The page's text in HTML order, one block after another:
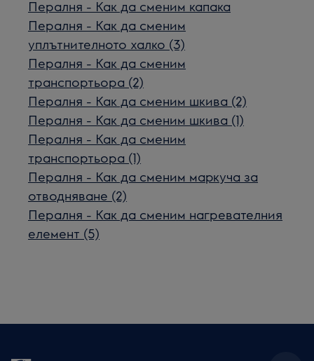
Пералня - Как да сменим капака
Пералня - Как да сменим
уплътнителното халко (3)
Пералня - Как да сменим
транспортьора (2)
Пералня - Как да сменим шкива (2)
Пералня - Как да сменим шкива (1)
Пералня - Как да сменим
транспортьора (1)
Пералня - Как да сменим маркуча за
отводняване (2)
Пералня - Как да сменим нагревателния
елемент (5)